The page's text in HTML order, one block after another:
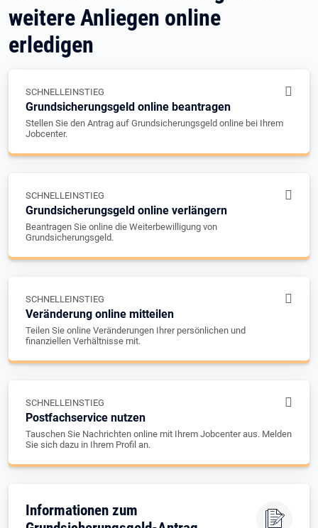
weitere Anliegen online
erledigen
SCHNELLEINSTIEG
Grundsicherungsgeld online beantragen
Stellen Sie den Antrag auf Grundsicherungsgeld online bei Ihrem
Jobcenter.
SCHNELLEINSTIEG
Grundsicherungsgeld online verlängern
Beantragen Sie online die Weiterbewilligung von
Grundsicherungsgeld.
SCHNELLEINSTIEG
Veränderung online mitteilen
Teilen Sie online Veränderungen Ihrer persönlichen und
finanziellen Verhältnisse mit.
SCHNELLEINSTIEG
Postfachservice nutzen
Tauschen Sie Nachrichten online mit Ihrem Jobcenter aus. Melden
Sie sich dazu in Ihrem Profil an.
Informationen zum